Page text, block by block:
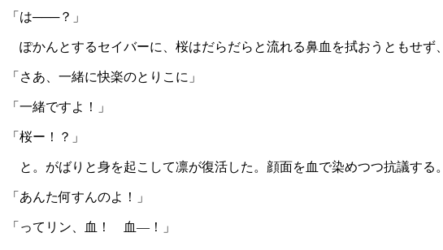
「は───？」
ぽかんとするセイバーに、桜はだらだらと流れる鼻血を拭おうともせず、
「さあ、一緒に快楽のとりこに」
「一緒ですよ！」
「桜ー！？」
と。がばりと身を起こして凛が復活した。顔面を血で染めつつ抗議する。
「あんた何すんのよ！」
「ってリン、血！ 血―！」